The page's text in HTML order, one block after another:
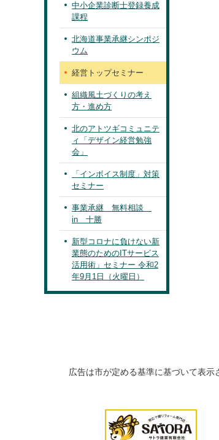
中小企業診断士登録養成
課程
北海道事業承継シンポジ
ウム
経営トップセミナー
組織風土づくりの考え
方・進め方
北のアトツギコミュニテ
ィ「デザイン経営勉強
会」
「インボイス制度」対策
セミナー
事業承継 無料相談
in 十勝
新型コロナに負けない新
業態のためのITサービス
活用術」セミナー 令和2
年9月1日（火曜日）
広告は市が定める基準に基づいて表